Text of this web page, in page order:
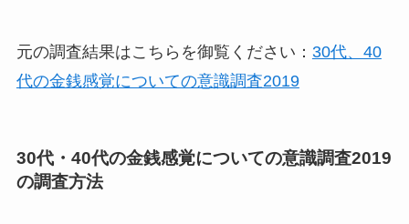
元の調査結果はこちらを御覧ください： 30代、40
代の金銭感覚についての意識調査2019
30代・40代の金銭感覚についての意識調査2019
の調査方法